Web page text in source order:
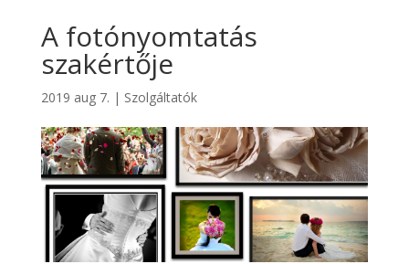
A fotónyomtatás
szakértője
2019 aug 7. | Szolgáltatók